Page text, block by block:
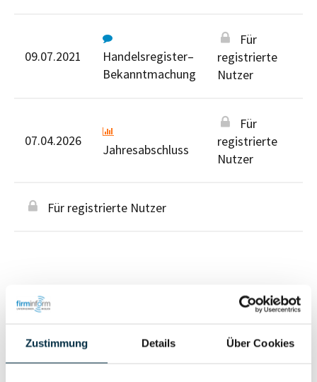
Zustimmung Details Über Cookies
09.07.2021
Handelsregister–
Bekanntmachung
Für
registrierte
Nutzer
07.04.2026
Jahresabschluss
Für
registrierte
Nutzer
Für registrierte Nutzer